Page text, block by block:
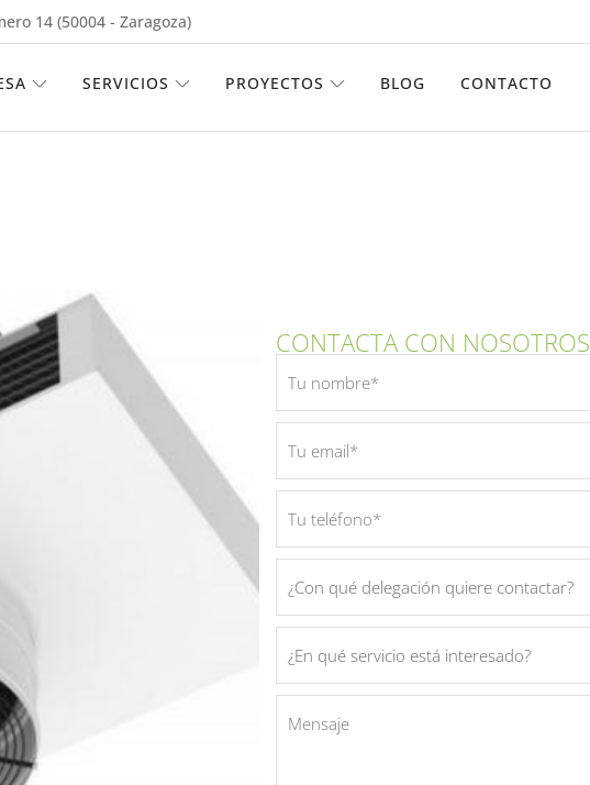
14 (50004 - Zaragoza)
ABRIR EMPRESA
SERVICIOS ABRIR SERVICIOS
PROYECTOS ABRIR PROYECTOS
BLOG CONTACTO
CONTACTA CON NOSOTROS